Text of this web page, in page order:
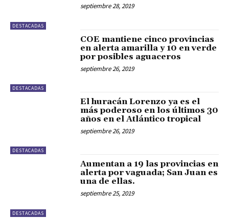
DESTACADAS
septiembre 28, 2019
DESTACADAS
COE mantiene cinco provincias
en alerta amarilla y 10 en verde
por posibles aguaceros
septiembre 26, 2019
DESTACADAS
El huracán Lorenzo ya es el
más poderoso en los últimos 30
años en el Atlántico tropical
septiembre 26, 2019
DESTACADAS
Aumentan a 19 las provincias en
alerta por vaguada; San Juan es
una de ellas.
septiembre 25, 2019